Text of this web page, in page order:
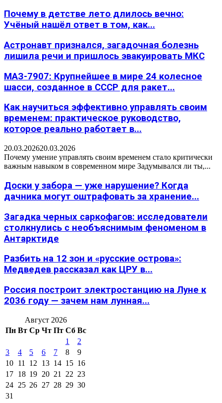
Почему в детстве лето длилось вечно:
Учёный нашёл ответ в том, как...
Астронавт признался, загадочная болезнь
лишила речи и пришлось эвакуировать МКС
МАЗ-7907: Крупнейшее в мире 24 колесное
шасси, созданное в СССР для ракет...
Как научиться эффективно управлять своим
временем: практическое руководство,
которое реально работает в...
20.03.202620.03.2026
Почему умение управлять своим временем стало критически
важным навыком в современном мире Задумывался ли ты,...
Доски у забора — уже нарушение? Когда
дачника могут оштрафовать за хранение...
Загадка черных саркофагов: исследователи
столкнулись с необъяснимым феноменом в
Антарктиде
Разбить на 12 зон и «русские острова»:
Медведев рассказал как ЦРУ в...
Россия построит электростанцию на Луне к
2036 году — зачем нам лунная...
Август 2026
Пн Вт Ср Чт Пт Сб Вс
1
2
3
4 5 6 7 8
9
10 11 12 13 14 15 16
17 18 19 20 21 22 23
24 25 26 27 28 29 30
31